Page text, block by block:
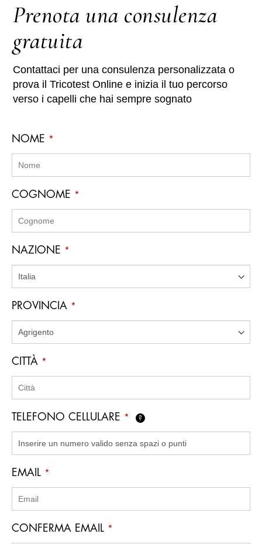
Prenota una consulenza
gratuita
Contattaci per una consulenza personalizzata o
prova il Tricotest Online e inizia il tuo percorso
verso i capelli che hai sempre sognato
NOME *
COGNOME *
NAZIONE *
PROVINCIA *
CITTÀ *
TELEFONO CELLULARE * ?
EMAIL *
CONFERMA EMAIL *